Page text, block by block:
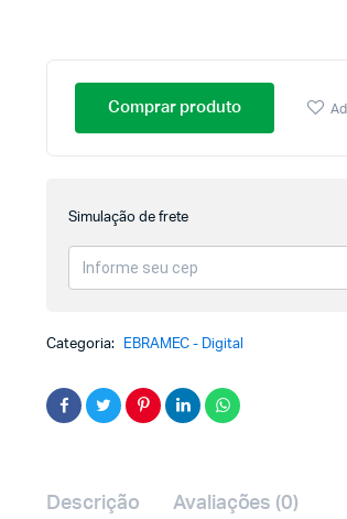
Comprar produto
Simulação de frete
Categoria: EBRAMEC - Digital
Descrição Avaliações (0)